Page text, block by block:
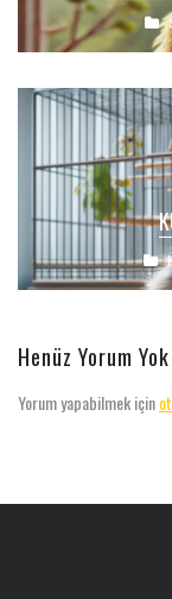
Henüz Yorum Yok
Yorum yapabilmek için